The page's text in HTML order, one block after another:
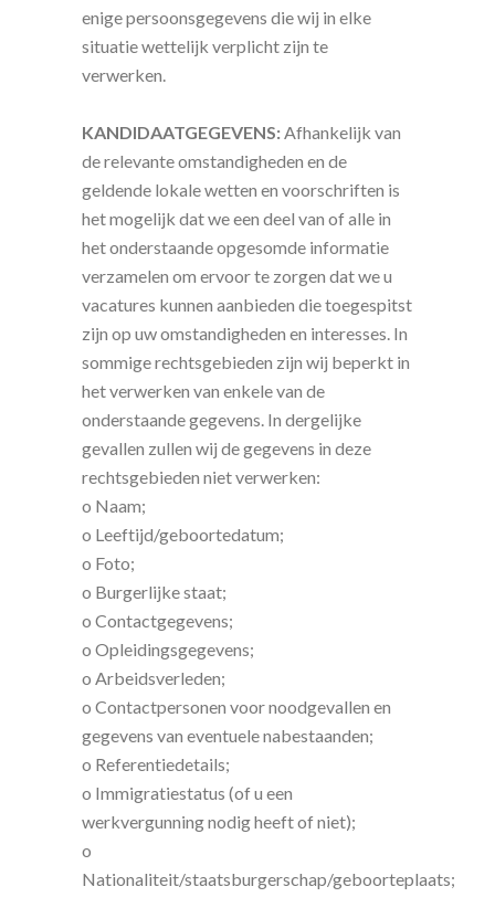
enige persoonsgegevens die wij in elke
situatie wettelijk verplicht zijn te
verwerken.
KANDIDAATGEGEVENS:Afhankelijk van
de relevante omstandigheden en de
geldende lokale wetten en voorschriften is
het mogelijk dat we een deel van of alle in
het onderstaande opgesomde informatie
verzamelen om ervoor te zorgen dat we u
vacatures kunnen aanbieden die toegespitst
zijn op uw omstandigheden en interesses. In
sommige rechtsgebieden zijn wij beperkt in
het verwerken van enkele van de
onderstaande gegevens. In dergelijke
gevallen zullen wij de gegevens in deze
rechtsgebieden niet verwerken:
o Naam;
o Leeftijd/geboortedatum;
o Foto;
o Burgerlijke staat;
o Contactgegevens;
o Opleidingsgegevens;
o Arbeidsverleden;
o Contactpersonen voor noodgevallen en
gegevens van eventuele nabestaanden;
o Referentiedetails;
o Immigratiestatus (of u een
werkvergunning nodig heeft of niet);
o
Nationaliteit/staatsburgerschap/geboorteplaats;